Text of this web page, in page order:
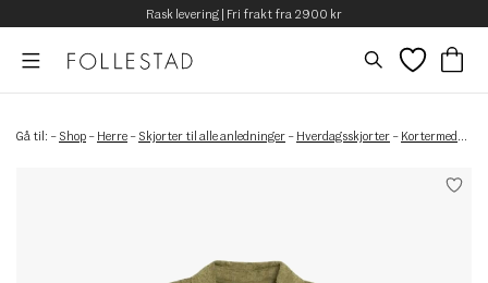
Rask levering | Fri frakt fra 2900 kr
Gå til: – Shop – Herre – Skjorter til alle anledninger – Hverdagsskjorter – Kortermede skjorter